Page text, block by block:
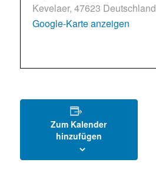
Kevelaer, 47623 Deutschland
Google-Karte anzeigen
Zum Kalender
hinzufügen